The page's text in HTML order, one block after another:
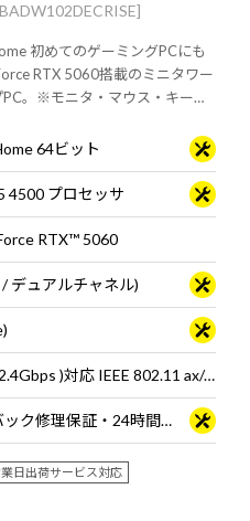
初めてのゲーミングPCにも
RTX 5060搭載のミニタワー
。※モニタ・マウス・キーボ
64ビット
4500 プロセッサ
RTX™ 5060
デュアルチャネル)
Wi-Fi 6E( 最大2.4Gbps )対応 IEEE 802.11 ax/ac/a/b/g/n準拠 ＋ Bluetooth 5内蔵
3年間センドバック修理保証・24時間×365日電話サポート
日出荷サービス対応